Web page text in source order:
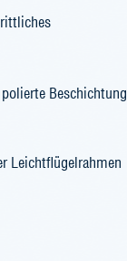
Beschichtung
Leichtflügelrahmen